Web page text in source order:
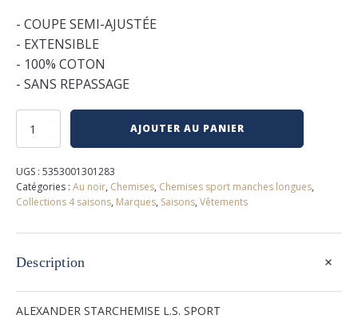
- COUPE SEMI-AJUSTÉE
- EXTENSIBLE
- 100% COTON
- SANS REPASSAGE
quantité
extensible
au
noir
AJOUTER AU PANIER
UGS : 5353001301283
Catégories : Au noir, Chemises, Chemises sport manches longues,
Collections 4 saisons, Marques, Saisons, Vêtements
Description +
ALEXANDER STARCHEMISE L.S. SPORT